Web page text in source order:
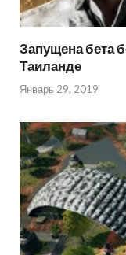
Запущена бета
Таиланде
Январь 29, 2019